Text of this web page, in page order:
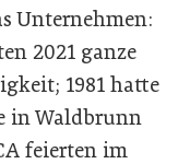
Unternehmen:
2021 ganze
1981 hatte
in Waldbrunn
feierten im